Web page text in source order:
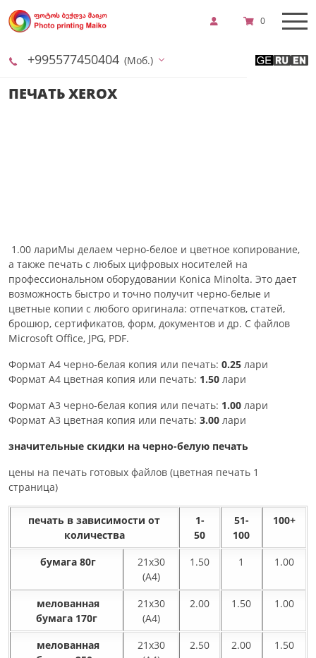
+995577450404 (Моб.)
0
ПЕЧАТЬ XEROX
1.00 лариМы делаем черно-белое и цветное копирование,
а также печать с любых цифровых носителей на
профессиональном оборудовании Konica Minolta. Это дает
возможность быстро и точно получит черно-белые и
цветные копии с любого оригинала: отпечатков, статей,
брошюр, сертификатов, форм, документов и др. С файлов
Microsoft Office, JPG, PDF.
Формат А4 черно-белая копия или печать: 0.25 лари
Формат А4 цветная копия или печать: 1.50 лари
Формат А3 черно-белая копия или печать: 1.00 лари
Формат А3 цветная копия или печать: 3.00 лари
значительные скидки на черно-белую печать
цены на печать готовых файлов (цветная печать 1
страница)
печать в зависимости от
количества
1-
50
51-
100
100+
бумага 80г
21x30
(A4)
1.50 1 1.00
мелованная
бумага 170г
21x30
(A4)
2.00 1.50 1.00
мелованная
21x30
2.50 2.00 1.50